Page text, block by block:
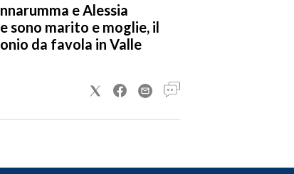
e Alessia
sono marito e moglie, il
da favola in Valle